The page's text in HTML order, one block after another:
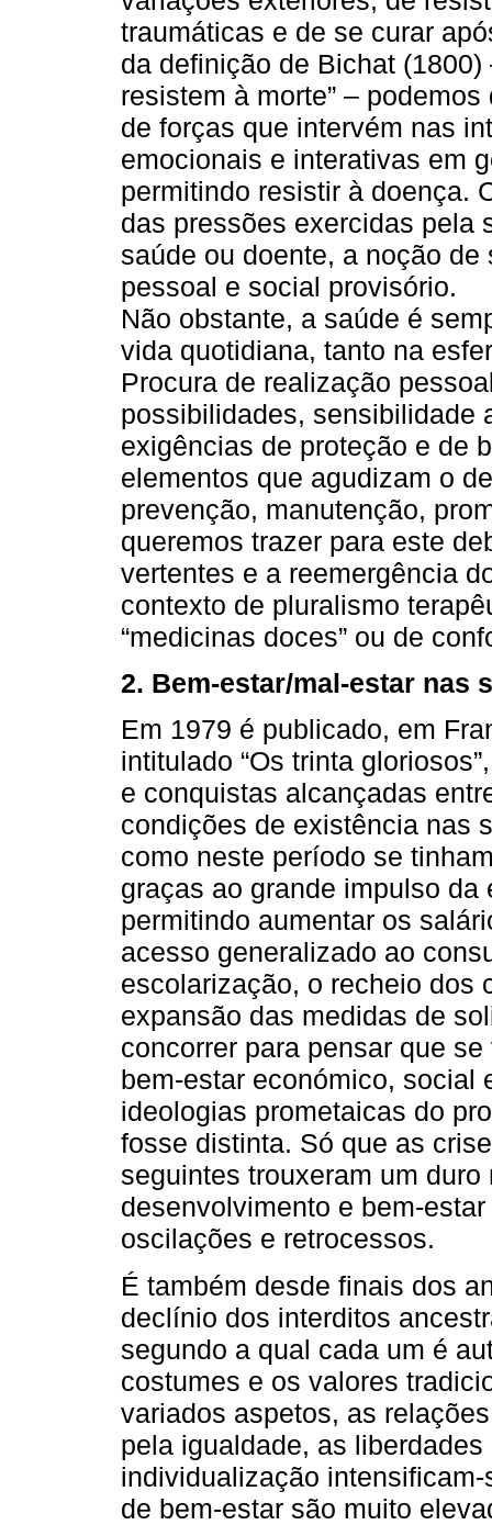
traumáticas e de se curar
da definição de Bichat
resistem à morte” –
de forças que intervém nas
emocionais e interativas em
permitindo resistir à doença.
das pressões exercidas pela
saúde ou doente, a noção
pessoal e social provisório.
Não obstante, a saúde é
vida quotidiana, tanto na
Procura de realização
possibilidades, sensibilidade
exigências de proteção e de
elementos que agudizam o
prevenção, manutenção,
queremos trazer para este
vertentes e a reemergência
contexto de pluralismo
“medicinas doces” ou de
2. Bem-estar/mal-estar nas
Em 1979 é publicado, em
intitulado “Os trinta
e conquistas alcançadas
condições de existência nas
como neste período se
graças ao grande impulso
permitindo aumentar os
acesso generalizado ao
escolarização, o recheio dos
expansão das medidas de
concorrer para pensar que
bem-estar económico, social
ideologias prometaicas do
fosse distinta. Só que as
seguintes trouxeram um
desenvolvimento e bem-
oscilações e retrocessos.
É também desde finais dos
declínio dos interditos
segundo a qual cada um é
costumes e os valores
variados aspetos, as
pela igualdade, as
individualização
de bem-estar são muito